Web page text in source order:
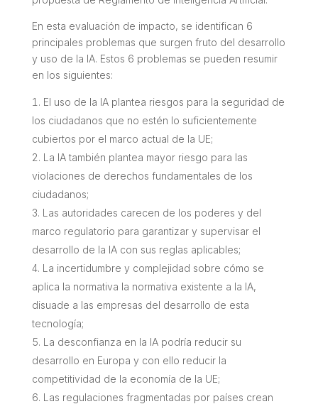
En esta evaluación de impacto, se identifican 6
principales problemas que surgen fruto del desarrollo
y uso de la IA. Estos 6 problemas se pueden resumir
en los siguientes:
El uso de la IA plantea riesgos para la seguridad de
los ciudadanos que no estén lo suficientemente
cubiertos por el marco actual de la UE;
La IA también plantea mayor riesgo para las
violaciones de derechos fundamentales de los
ciudadanos;
Las autoridades carecen de los poderes y del
marco regulatorio para garantizar y supervisar el
desarrollo de la IA con sus reglas aplicables;
La incertidumbre y complejidad sobre cómo se
aplica la normativa la normativa existente a la IA,
disuade a las empresas del desarrollo de esta
tecnología;
La desconfianza en la IA podría reducir su
desarrollo en Europa y con ello reducir la
competitividad de la economía de la UE;
Las regulaciones fragmentadas por países crean